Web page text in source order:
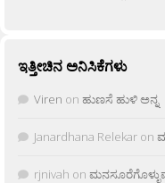
ಇತ್ತೀಚಿನ ಅನಿಸಿಕೆಗಳು
Viren on ಹುಣಸೆ ಹುಳಿ ಅನ್ನ
Janardhana Relekar on
rjnivah on